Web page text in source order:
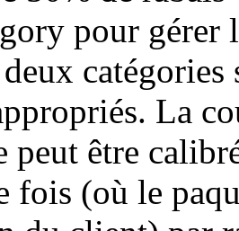
pour
catégories
La
peut être
fois (où le